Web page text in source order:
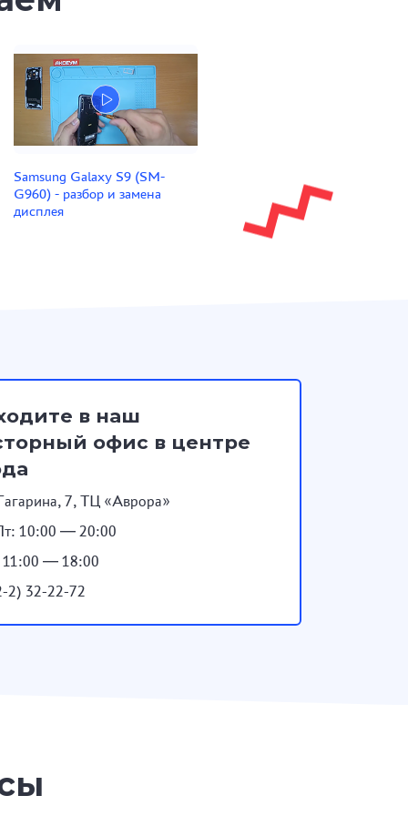
Samsung Galaxy S9 (SM-
G960) - разбор и замена
дисплея
в наш
офис в центре
7, ТЦ «Аврора»
10:00 — 20:00
— 18:00
2) 32-22-72